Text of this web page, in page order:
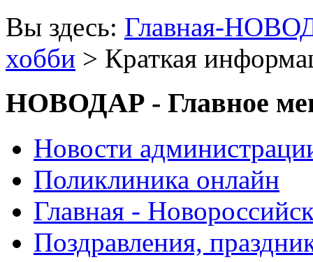
Вы здесь: Главная-
хобби > Краткая
НОВОДАР - Главное
Новости
Поликлиника онлайн
Главная -
Поздравления,